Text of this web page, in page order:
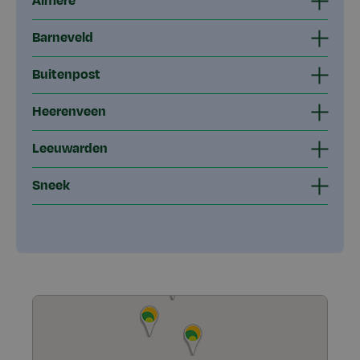
Barneveld
Buitenpost
Heerenveen
Leeuwarden
Sneek